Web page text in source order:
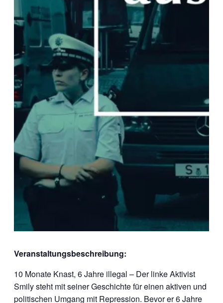
Veranstaltungsbeschreibung:
10 Monate Knast, 6 Jahre illegal – Der linke Aktivist
Smily steht mit seiner Geschichte für einen aktiven und
politischen Umgang mit Repression. Bevor er 6 Jahre